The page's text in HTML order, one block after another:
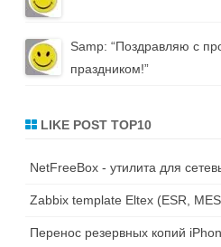
Samp: “Поздравляю с
праздником!”
LIKE POST TOP10
NetFreeBox - утилита для
Zabbix template Eltex (ESR,
Перенос резервных копий